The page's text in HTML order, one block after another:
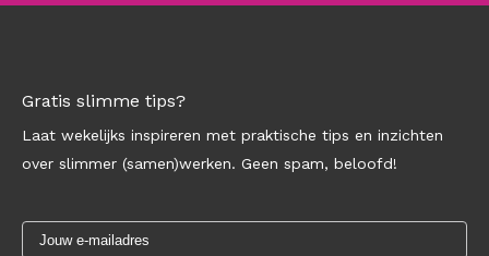
Gratis slimme tips?
Laat wekelijks inspireren met praktische tips en inzichten
over slimmer (samen)werken. Geen spam, beloofd!